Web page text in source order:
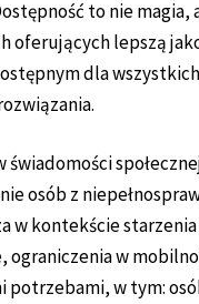
to nie magia,
oferujących lepszą
dla
osób z
w kontekście starzenia
ograniczenia w
potrzebami, w tym: